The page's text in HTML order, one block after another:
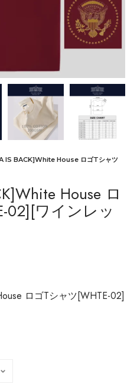
IS BACK]White House ロゴTシャツ
House ロ
02][ワインレッ
ロゴTシャツ[WHTE-02]